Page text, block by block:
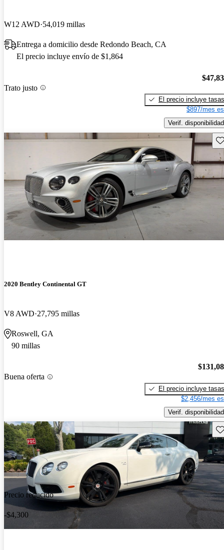
W12 AWD 54,019 millas
Entrega a domicilio desde Redondo Beach, CA
El precio incluye envío de $1,864
Trato justo
El precio incluye tasas
$897/mes
Verif. disponibilidad
2020 Bentley Continental GT
V8 AWD 27,795 millas
Roswell, GA
90 millas
Buena oferta
El precio incluye tasas
$2,456/mes
Verif. disponibilidad
Precio reducido
-$4,300